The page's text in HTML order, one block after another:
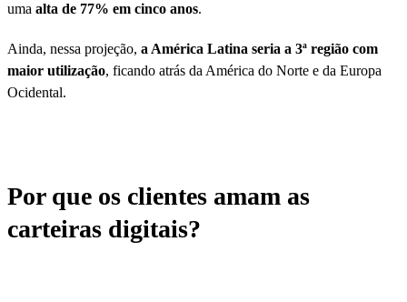
uma alta de 77% em cinco anos.
Ainda, nessa projeção, a América Latina seria a 3ª região com
maior utilização, ficando atrás da América do Norte e da Europa
Ocidental.
Por que os clientes amam as
carteiras digitais?